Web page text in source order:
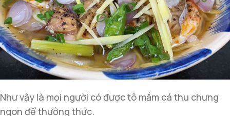
Như vậy là mọi người có được tô mắm cá thu chưng
ngon để thưởng thức.